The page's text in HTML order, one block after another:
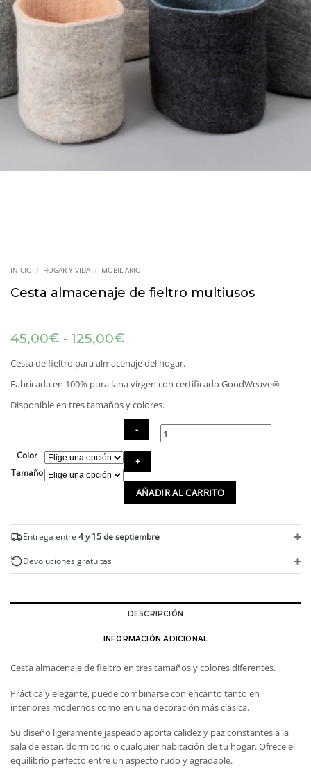
INICIO / HOGAR Y VIDA / MOBILIARIO
Cesta almacenaje de fieltro multiusos
45,00€ - 125,00€
precios:
desde
45,00€
hasta
125,00€
Cesta de fieltro para almacenaje del hogar.
Fabricada en 100% pura lana virgen con certificado GoodWeave®
Disponible en tres tamaños y colores.
Color
Tamaño
de
fieltro
multiusos
AÑADIR AL CARRITO
Entrega entre 4 y 15 de septiembre +
Devoluciones gratuitas +
DESCRIPCIÓN
INFORMACIÓN ADICIONAL
Cesta almacenaje de fieltro en tres tamaños y colores diferentes.
Práctica y elegante, puede combinarse con encanto tanto en
interiores modernos como en una decoración más clásica.
Su diseño ligeramente jaspeado aporta calidez y paz constantes a la
sala de estar, dormitorio o cualquier habitación de tu hogar. Ofrece el
equilibrio perfecto entre un aspecto rudo y agradable.